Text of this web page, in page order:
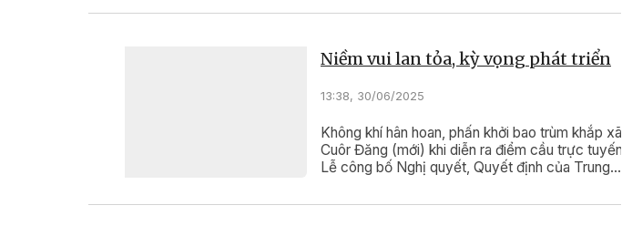
thời hạn của Chủ tịch nước cho các phạm nhân
Niềm vui lan tỏa, kỳ vọng phát triển
13:38, 30/06/2025
Không khí hân hoan, phấn khởi bao trùm khắp xã
Cuôr Đăng (mới) khi diễn ra điểm cầu trực tuyến
Lễ công bố Nghị quyết, Quyết định của Trung
cấp tỉnh, cấp xã, kết thúc hoạt động đơn vị hành